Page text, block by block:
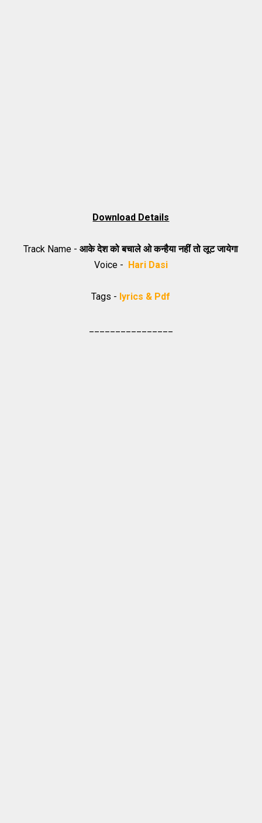
Download Details
Track Name -आके देश को बचाले ओ कन्हैया नहीं तो लूट जायेगा
Voice - Hari Dasi
Tags - lyrics & Pdf